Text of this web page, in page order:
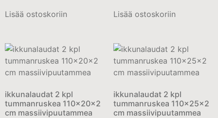
Lisää ostoskoriin Lisää ostoskoriin
ikkunalaudat 2 kpl
tummanruskea 110x20x2
cm massiivipuutammea
ikkunalaudat 2 kpl
tummanruskea 110x25x2
cm massiivipuutammea